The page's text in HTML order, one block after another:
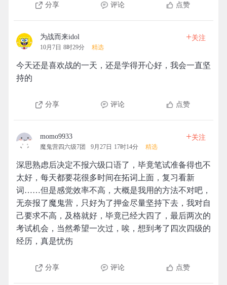
分享 评论 点赞
为战而来idol
10月7日 8时29分 精选
+关注
今天还是喜欢战的一天，还是学得开心好，我会一直坚
持的
分享 评论 点赞
momo9933
魔鬼营四六级7团 9月27日 17时14分 精选
+关注
深思熟虑后决定不报六级口语了，毕竟笔试准备得也不
太好，每天都要花很多时间在拓词上面，复习看新
词……但是感觉效率不高，大概是我用的方法不对吧，
无奈报了魔鬼营，只好为了押金尽量坚持下去，我对自
己要求不高，及格就好，毕竟已经大四了，最后两次的
考试机会，当然希望一次过，唉，想到考了四次四级的
经历，真是忧伤
分享 评论 点赞